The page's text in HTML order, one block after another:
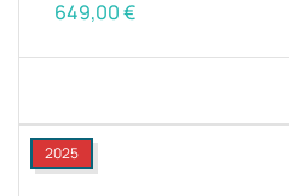
649,00€
2025